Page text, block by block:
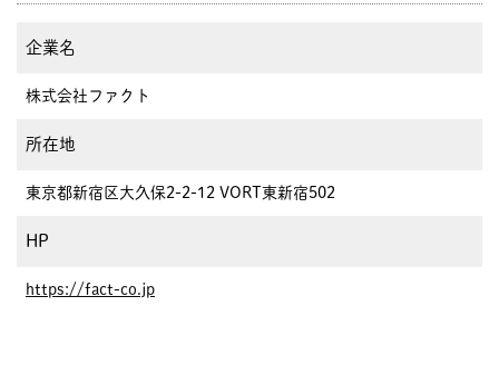
企業名
株式会社ファクト
所在地
東京都新宿区大久保2-2-12 VORT東新宿502
HP
https://fact-co.jp